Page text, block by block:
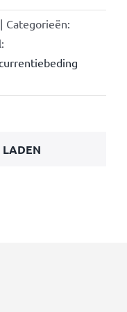
| Categorieën:
LADEN